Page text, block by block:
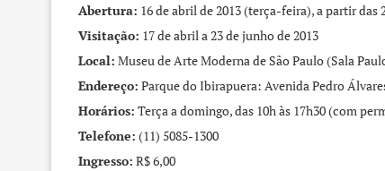
Abertura: 16 de abril de 2013 (terça-feira), a partir das
Visitação: 17 de abril a 23 de junho de 2013
Local: Museu de Arte Moderna de São Paulo (Sala
Endereço: Parque do Ibirapuera: Avenida Pedro
Horários: Terça a domingo, das 10h às 17h30 (com
Telefone: (11) 5085-1300
Ingresso: R$ 6,00